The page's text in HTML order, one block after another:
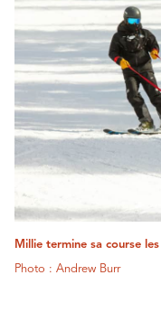
Millie termine sa course
Photo : Andrew Burr